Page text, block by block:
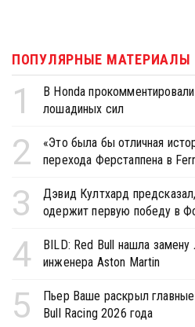
ПОПУЛЯРНЫЕ МАТЕРИАЛЫ
1
В Honda
лошадиных сил
2
«Это была бы отличная
перехода Ферстаппена в
3
Дэвид Култхард
одержит первую победу в
4
BILD: Red Bull нашла
инженера Aston Martin
5
Пьер Ваше раскрыл
Bull Racing 2026 года